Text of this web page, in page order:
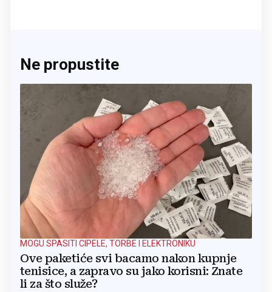
Ne propustite
MOGU SPASITI CIPELE, TORBE I ELEKTRONIKU
Ove paketiće svi bacamo nakon kupnje
tenisice, a zapravo su jako korisni: Znate
li za što služe?